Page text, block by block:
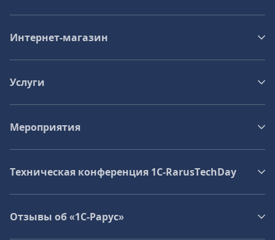
Интернет-магазин
Услуги
Мероприятия
Техническая конференция 1C‑RarusTechDay
Отзывы об «1С-Рарус»